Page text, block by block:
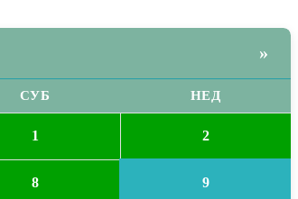
»
СУБ НЕД
1 2
8 9